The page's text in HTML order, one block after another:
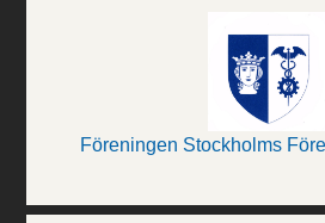
Föreningen Stockholms